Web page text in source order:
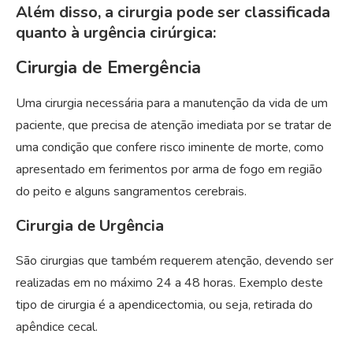
Além disso, a cirurgia pode ser classificada
quanto à urgência cirúrgica:
Cirurgia de Emergência
Uma cirurgia necessária para a manutenção da vida de um
paciente, que precisa de atenção imediata por se tratar de
uma condição que confere risco iminente de morte, como
apresentado em ferimentos por arma de fogo em região
do peito e alguns sangramentos cerebrais.
Cirurgia de Urgência
São cirurgias que também requerem atenção, devendo ser
realizadas em no máximo 24 a 48 horas. Exemplo deste
tipo de cirurgia é a apendicectomia, ou seja, retirada do
apêndice cecal.